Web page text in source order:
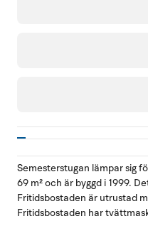
Semesterstugan lämpar sig
69 m² och är byggd i 1999.
Fritidsbostaden är utrustad
Fritidsbostaden har